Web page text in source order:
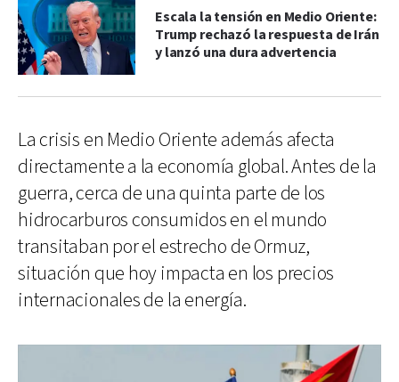
Escala la tensión en Medio Oriente:
Trump rechazó la respuesta de Irán
y lanzó una dura advertencia
La crisis en Medio Oriente además afecta
directamente a la economía global. Antes de la
guerra, cerca de una quinta parte de los
hidrocarburos consumidos en el mundo
transitaban por el estrecho de Ormuz,
situación que hoy impacta en los precios
internacionales de la energía.